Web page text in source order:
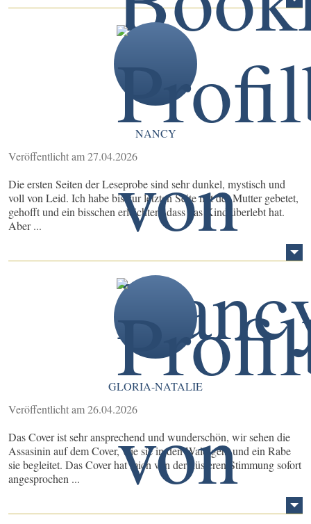
NANCY
Veröffentlicht am 27.04.2026
Die ersten Seiten der Leseprobe sind sehr dunkel, mystisch und
voll von Leid. Ich habe bis zur letzten Seite mit der Mutter gebetet,
gehofft und ein bisschen erleichtert, dass das Kind überlebt hat.
Aber ...
GLORIA-NATALIE
Veröffentlicht am 26.04.2026
Das Cover ist sehr ansprechend und wunderschön, wir sehen die
Assasinin auf dem Cover, wie sie in den Wald geht und ein Rabe
sie begleitet. Das Cover hat mich von der düsteren Stimmung sofort
angesprochen ...